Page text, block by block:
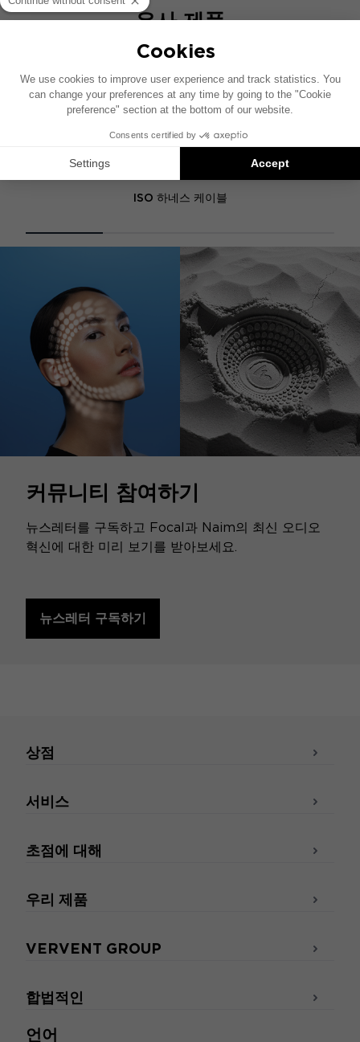
유사 제품
BMW Y-ISO HARNESS
ISO 하네스 케이블
커뮤니티 참여하기
뉴스레터를 구독하고 Focal과 Naim의 최신 오디오
혁신에 대한 미리 보기를 받아보세요.
뉴스레터 구독하기
언어
상점
서비스
초점에 대해
우리 제품
VERVENT GROUP
합법적인